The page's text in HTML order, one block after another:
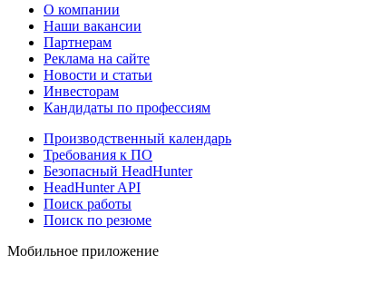
О компании
Наши вакансии
Партнерам
Реклама на сайте
Новости и статьи
Инвесторам
Кандидаты по профессиям
Производственный календарь
Требования к ПО
Безопасный HeadHunter
HeadHunter API
Поиск работы
Поиск по резюме
Мобильное приложение